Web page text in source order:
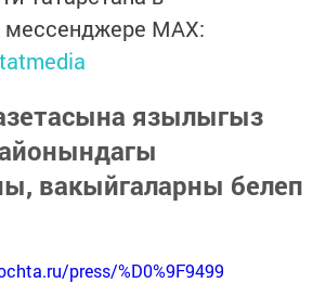
мессенджере MАХ:
язылыгыз
вакыйгаларны белеп
press/%D0%9F9499